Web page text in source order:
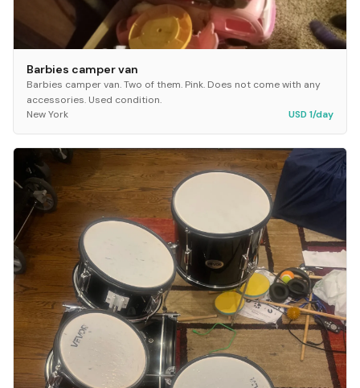
Barbies camper van
Barbies camper van. Two of them. Pink. Does not come with any
accessories. Used condition.
New York
USD 1/day